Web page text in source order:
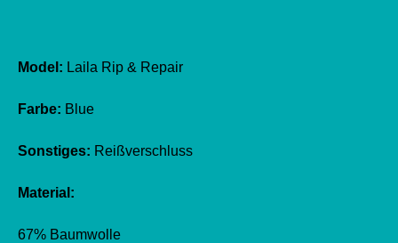
Model: Laila Rip & Repair
Farbe: Blue
Sonstiges: Reißverschluss
Material:
67% Baumwolle